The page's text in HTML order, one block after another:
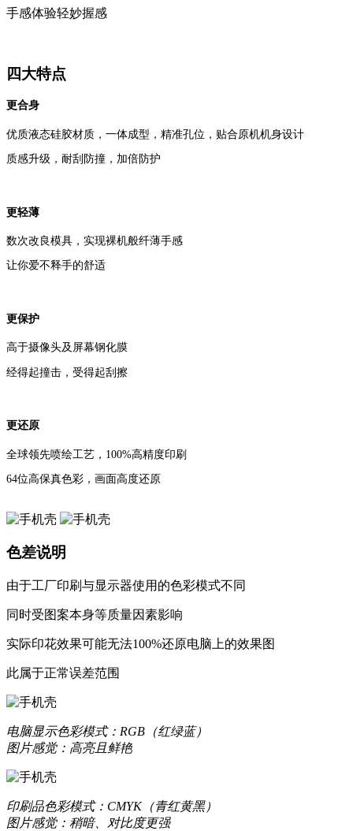
手感体验轻妙握感
四大特点
更合身
更轻薄
数次改良模具，实现裸机般纤薄手感
色差说明
由于工厂印刷与显示器使用的色彩模式不同
同时受图案本身等质量因素影响
实际印花效果可能无法100%还原电脑上的效果图
此属于正常误差范围
电脑显示色彩模式：RGB（红绿蓝）
图片感觉：高亮且鲜艳
印刷品色彩模式：CMYK（青红黄黑）
图片感觉：稍暗、对比度更强